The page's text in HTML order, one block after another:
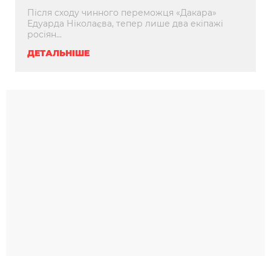
Після сходу чинного переможця «Дакара»
Едуарда Ніколаєва, тепер лише два екіпажі
росіян...
ДЕТАЛЬНІШЕ